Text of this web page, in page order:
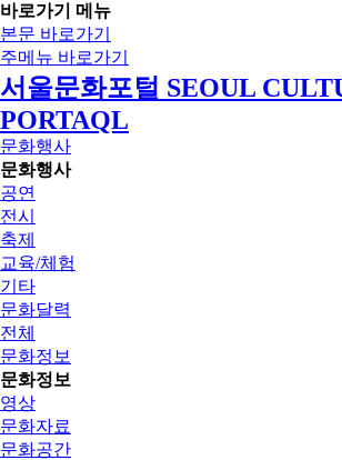
바로가기 메뉴
본문 바로가기
주메뉴 바로가기
서울문화포털 SEOUL
PORTAQL
문화행사
문화행사
공연
전시
축제
교육/체험
기타
문화달력
전체
문화정보
문화정보
영상
문화자료
문화공간